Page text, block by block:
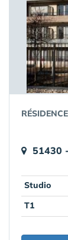
51430
Studio
T1